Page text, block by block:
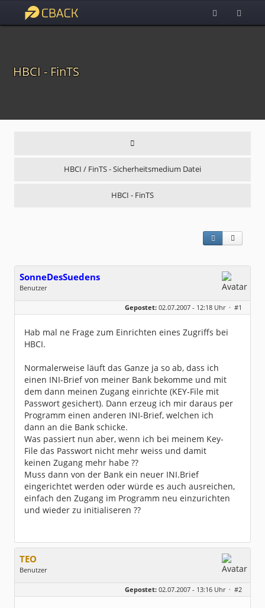
HBCI - FinTS
HBCI / FinTS - Sicherheitsmedium Datei
HBCI - FinTS
SonneDesSuedens
Benutzer
Geschlecht:
keine Angabe
Dabei seit:
07 / 2007
Gepostet: 02.07.2007 - 12:18 Uhr · #1
Hab mal ne Frage zum Einrichten eines Zugriffs bei
HBCI.
Normalerweise läuft das Ganze ja so ab, dass ich
einen INI-Brief von meiner Bank bekomme und mit
dem dann meinen Zugang einrichte (KEY-File mit
Passwort gesichert). Dann erzeug ich mir daraus per
Programm einen anderen INI-Brief, welchen ich
dann an die Bank schicke.
Was passiert nun aber, wenn ich bei meinem Key-
File das Passwort nicht mehr weiss und damit
keinen Zugang mehr habe ??
Muss dann von der Bank ein neuer INI.Brief
eingerichtet werden oder würde es auch ausreichen,
einfach den Zugang im Programm neu einzurichten
und wieder zu initialiseren ??
TEO
Benutzer
Dabei seit:
05 / 2005
Gepostet: 02.07.2007 - 13:16 Uhr · #2